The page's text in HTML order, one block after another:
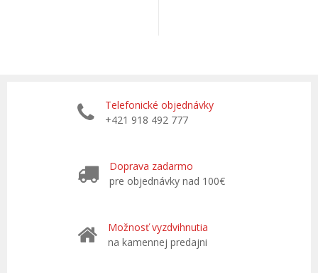
Telefonické objednávky
+421 918 492 777
Doprava zadarmo
pre objednávky nad 100€
Možnosť vyzdvihnutia
na kamennej predajni